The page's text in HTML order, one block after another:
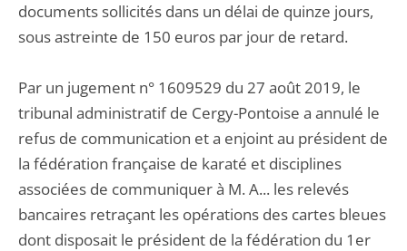
documents sollicités dans un délai de quinze jours,
sous astreinte de 150 euros par jour de retard.
Par un jugement n° 1609529 du 27 août 2019, le
tribunal administratif de Cergy-Pontoise a annulé le
refus de communication et a enjoint au président de
la fédération française de karaté et disciplines
associées de communiquer à M. A... les relevés
bancaires retraçant les opérations des cartes bleues
dont disposait le président de la fédération du 1er